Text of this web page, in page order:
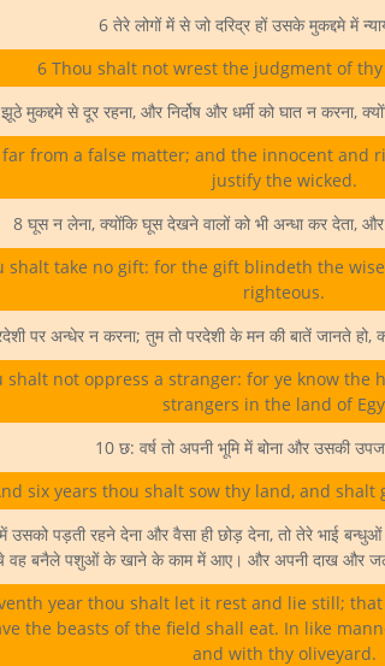
6 तेरे लोगों में से जो दरिद्र हों उसके मुकद्दमे में
6 Thou shalt not wrest the judgment of
मुकद्दमे से दूर रहना, और निर्दोष और धर्मी को घात न करना,
far from a false matter; and the innocent and
justify the wicked.
8 घूस न लेना, क्योंकि घूस देखने वालों को भी अन्धा कर देता, और
shalt take no gift: for the gift blindeth the
righteous.
पर अन्धेर न करना; तुम तो परदेशी के मन की बातें जानते हो,
shalt not oppress a stranger: for ye know the
strangers in the land of
10 छ: वर्ष तो अपनी भूमि में बोना और उसकी
six years thou shalt sow thy land, and
में उसको पड़ती रहने देना और वैसा ही छोड़ देना, तो तेरे भाई
वह बनैले पशुओं के खाने के काम में आए। और अपनी दाख और
year thou shalt let it rest and lie still;
the beasts of the field shall eat. In like
and with thy oliveyard.